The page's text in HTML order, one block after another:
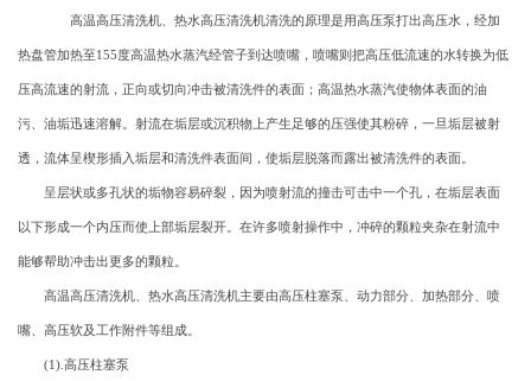
高温高压清洗机、热水高压清洗机清洗的原理是用高压泵打出高压水，经加
热盘管加热至155度高温热水蒸汽经管子到达喷嘴，喷嘴则把高压低流速的水转换为低
压高流速的射流，正向或切向冲击被清洗件的表面；高温热水蒸汽使物体表面的油
污、油垢迅速溶解。射流在垢层或沉积物上产生足够的压强使其粉碎，一旦垢层被射
透，流体呈楔形插入垢层和清洗件表面间，使垢层脱落而露出被清洗件的表面。
呈层状或多孔状的垢物容易碎裂，因为喷射流的撞击可击中一个孔，在垢层表面
以下形成一个内压而使上部垢层裂开。在许多喷射操作中，冲碎的颗粒夹杂在射流中
能够帮助冲击出更多的颗粒。
高温高压清洗机、热水高压清洗机主要由高压柱塞泵、动力部分、加热部分、喷
嘴、高压软及工作附件等组成。
(1).高压柱塞泵